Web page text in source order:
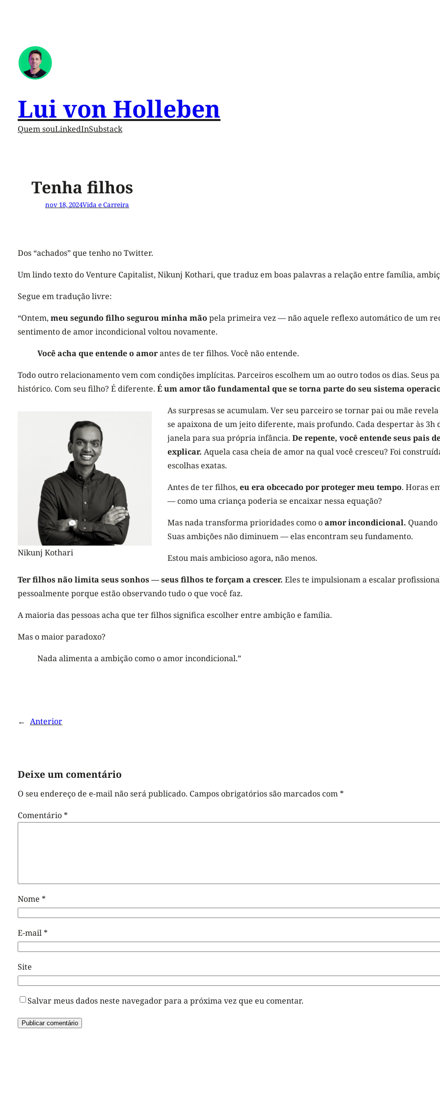
Lui von Holleben
Quem souLinkedInSubstack
Tenha filhos
nov 18, 2024Vida e Carreira
Dos “achados” que tenho no Twitter.
Um lindo texto do Venture Capitalist, Nikunj Kothari, que traduz em boas palavras a relação entre família,
Segue em tradução livre:
“Ontem, meu segundo filho segurou minha mão pela primeira vez — não aquele reflexo automático de um
sentimento de amor incondicional voltou novamente.
Você acha que entende o amorantes de ter filhos. Você não entende.
Todo outro relacionamento vem com condições implícitas. Parceiros escolhem um ao outro todos os dias. Seus
histórico. Com seu filho? É diferente. É um amor tão fundamental que se torna parte do seu sistema
Nikunj Kothari
As surpresas se acumulam. Ver seu parceiro se tornar pai ou mãe
se apaixona de um jeito diferente, mais profundo. Cada despertar às
janela para sua própria infância. De repente, você entende seus pais
explicar. Aquela casa cheia de amor na qual você cresceu? Foi
escolhas exatas.
Antes de ter filhos, eu era obcecado por proteger meu tempo. Horas
— como uma criança poderia se encaixar nessa equação?
Mas nada transforma prioridades como oamor incondicional.
Suas ambições não diminuem — elas encontram seu fundamento.
Estou mais ambicioso agora, não menos.
Ter filhos não limita seus sonhos — seus filhos te forçam a crescer. Eles te impulsionam a escalar
pessoalmente porque estão observando tudo o que você faz.
A maioria das pessoas acha que ter filhos significa escolher entre ambição e família.
Mas o maior paradoxo?
Nada alimenta a ambição como o amor incondicional.”
← Anterior
Deixe um comentário
O seu endereço de e-mail não será publicado. Campos obrigatórios são marcados com *
Comentário *
Nome *
E-mail *
Site
Salvar meus dados neste navegador para a próxima vez que eu comentar.